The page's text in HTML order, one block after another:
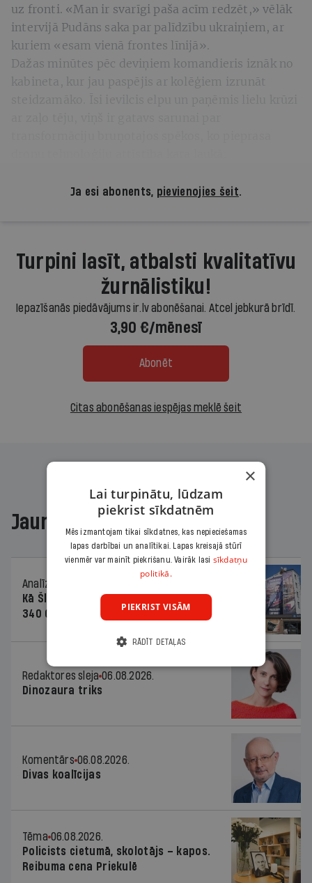
uz fronti. «Man ir svarīgi paša acīm redzēt,» vēlāk
intervijā Pudāns saka par palīdzību ukraiņiem, ar
kuriem «esam vienā frontes līnijā».
Dažas minūtes pēc deviņiem komandieris iznāk no
kabineta, kur jau paspējis ar kolēģiem izrunāt
Ja esi abonents, pievienojies šeit.
Turpini lasīt, atbalsti kvalitatīvu
žurnālistiku!
Iepazīšanās piedāvājums ir.lv abonēšanai. Atcel jebkurā brīdī.
3,90 €/mēnesī
Abonēt
Citas abonēšanas iespējas meklē šeit
Jaunākajā žurnālā
Analīze
Kā Šlesera partija palika nesodīta par
340 000 vērtu reklāmas kampaņu
Redaktores sleja 06.08.2026.
Dinozaura triks
Komentārs 06.08.2026.
Divas koalīcijas
Tēma 06.08.2026.
Policists cietumā, skolotājs – kapos.
Reibuma cena Priekulē
×
Lai turpinātu, lūdzam
piekrist sīkdatnēm
Mēs izmantojam tikai sīkdatnes, kas nepieciešamas
lapas darbībai un analītikai. Lapas kreisajā stūrī
vienmēr var mainīt piekrišanu. Vairāk lasi sīkdatņu
politikā.
PIEKRIST VISĀM
RĀDĪT DETAĻAS